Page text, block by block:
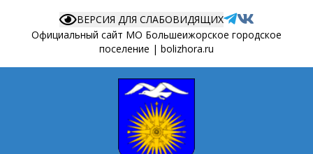
Официальный сайт МО Большеижорское городское
поселение | bolizhora.ru
ВЕРСИЯ ДЛЯ СЛАБОВИДЯЩИХ